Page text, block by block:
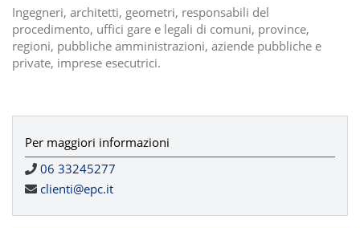
Ingegneri, architetti, geometri, responsabili del
procedimento, uffici gare e legali di comuni, province,
regioni, pubbliche amministrazioni, aziende pubbliche e
private, imprese esecutrici.
Per maggiori informazioni
06 33245277
clienti@epc.it